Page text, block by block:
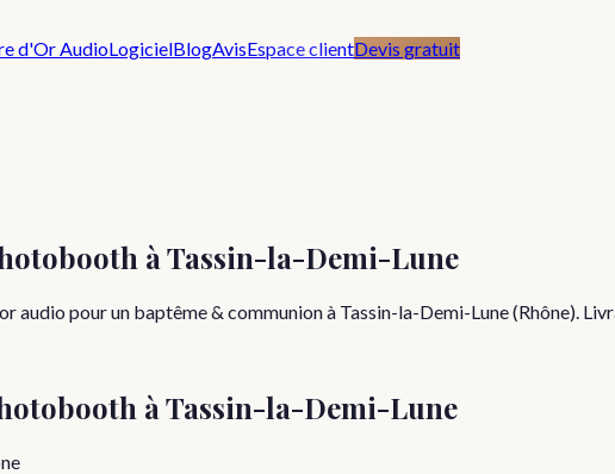
d'Or AudioLogicielBlogAvisEspace clientDevis gratuit
à Tassin-la-Demi-Lune
pour un baptême & communion à Tassin-la-Demi-Lune (Rhône).
à Tassin-la-Demi-Lune